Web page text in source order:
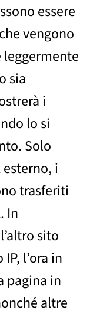
essere
vengono
sia
i
lo si
Solo
i
trasferiti
In
sito
l’ora in
pagina in
altre